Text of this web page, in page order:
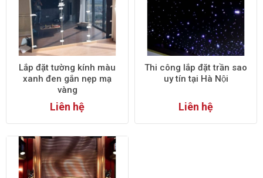
Ứng dụng: Kính phản quang thường được sử dụng trong các
tòa nhà cao tầng, cửa sổ, và mái kính để tiết kiệm năng
lượng và tăng cường sự thoải mái.
5. Kính cách nhiệt:
Kính hộp cách nhiệt:
nhiều lớp kính được ngăn cách bởi một lớp không khí hoặc
Ứng dụng:Kính hộp cách nhiệt được sử dụng trong cửa sổ,
cửa ra vào, và các khu vực cần cách nhiệt và cách âm hiệu
quả.
Lắp đặt tường kính màu
xanh đen gắn nẹp mạ
vàng
Liên hệ
Thi công lắp đặt trần sao
uy tín tại Hà Nội
Liên hệ